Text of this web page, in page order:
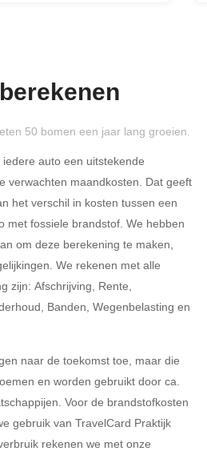
Ja Nee
tot €
)
bijdrage
50 bomen een jaar lang groeien.
iedere auto een uitstekende
verwachten maandkosten. Dat geeft
het verschil in kosten tussen een
met fossiele brandstof. We hebben
om deze berekening te maken,
We rekenen met alle
zijn: Afschrijving, Rente,
Banden, Wegenbelasting en
naar de toekomst toe, maar die
en worden gebruikt door ca.
Voor de brandstofkosten
gebruik van TravelCard Praktijk
rekenen we met onze